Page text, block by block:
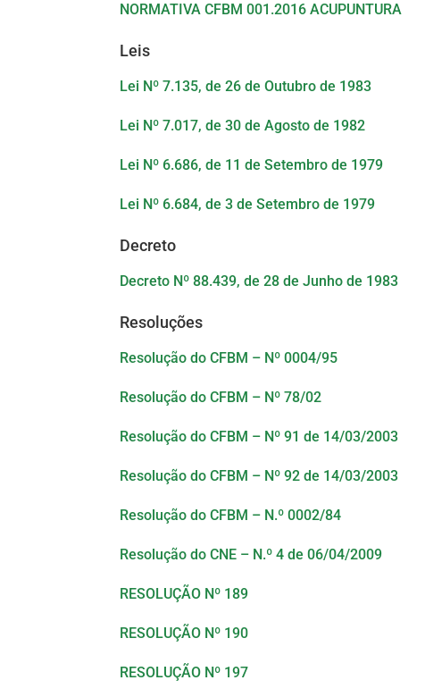
NORMATIVA CFBM 001.2016 ACUPUNTURA
Leis
Lei Nº 7.135, de 26 de Outubro de 1983
Lei Nº 7.017, de 30 de Agosto de 1982
Lei Nº 6.686, de 11 de Setembro de 1979
Lei Nº 6.684, de 3 de Setembro de 1979
Decreto
Decreto Nº 88.439, de 28 de Junho de 1983
Resoluções
Resolução do CFBM – Nº 0004/95
Resolução do CFBM – Nº 78/02
Resolução do CFBM – Nº 91 de 14/03/2003
Resolução do CFBM – Nº 92 de 14/03/2003
Resolução do CFBM – N.º 0002/84
Resolução do CNE – N.º 4 de 06/04/2009
RESOLUÇÃO Nº 189
RESOLUÇÃO Nº 190
RESOLUÇÃO Nº 197